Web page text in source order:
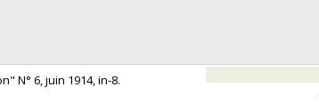
N° 6, juin 1914, in-8.